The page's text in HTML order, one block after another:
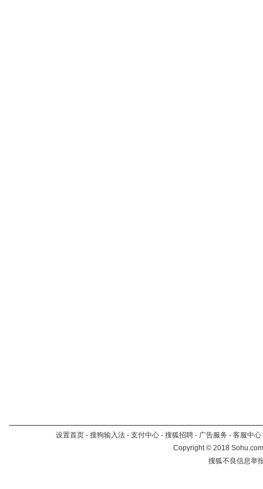
设置首页 - 搜狗输入法 - 支付中心 - 搜狐招聘 - 广告服务 - 客服中心
Copyright©2018
搜狐不良信息举